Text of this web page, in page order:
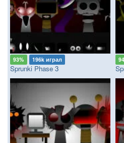
93% 196k играл
Sprunki Phase 3